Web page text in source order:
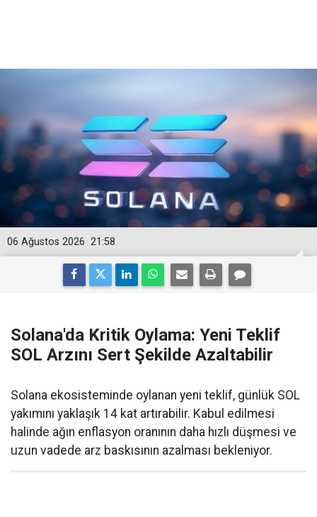
21:58
06 Ağustos 2026
Solana'da Kritik Oylama: Yeni Teklif
SOL Arzını Sert Şekilde Azaltabilir
Solana ekosisteminde oylanan yeni teklif, günlük SOL
yakımını yaklaşık 14 kat artırabilir. Kabul edilmesi
halinde ağın enflasyon oranının daha hızlı düşmesi ve
uzun vadede arz baskısının azalması bekleniyor.